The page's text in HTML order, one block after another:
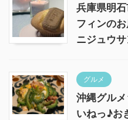
兵庫県明
フィンの
ニジュウ
グルメ
沖縄グル
いねっ♪お